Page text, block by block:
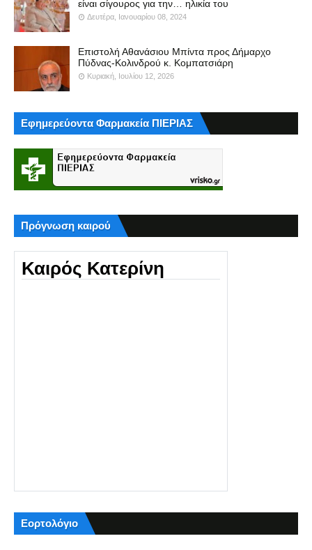
είναι σίγουρος για την… ηλικία του
Δευτέρα, Ιανουαρίου 08, 2024
Επιστολή Αθανάσιου Μπίντα προς Δήμαρχο
Πύδνας-Κολινδρού κ. Κομπατσιάρη
Κυριακή, Ιουλίου 12, 2026
Εφημερεύοντα Φαρμακεία ΠΙΕΡΙΑΣ
Πρόγνωση καιρού
Καιρός Κατερίνη
Εορτολόγιο